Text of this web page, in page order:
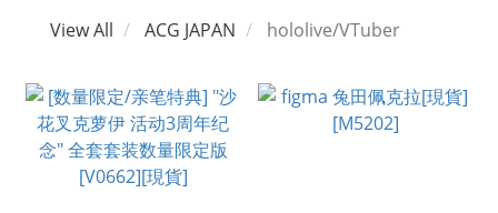
View All ACG JAPAN hololive/VTuber